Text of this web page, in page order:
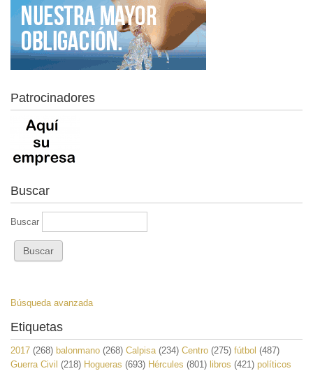
Patrocinadores
Buscar
Buscar
Búsqueda avanzada
Etiquetas
2017 (268) balonmano (268) Calpisa(234) Centro (275) fútbol (487)
Guerra Civil (218) Hogueras (693) Hércules (801) libros (421) políticos